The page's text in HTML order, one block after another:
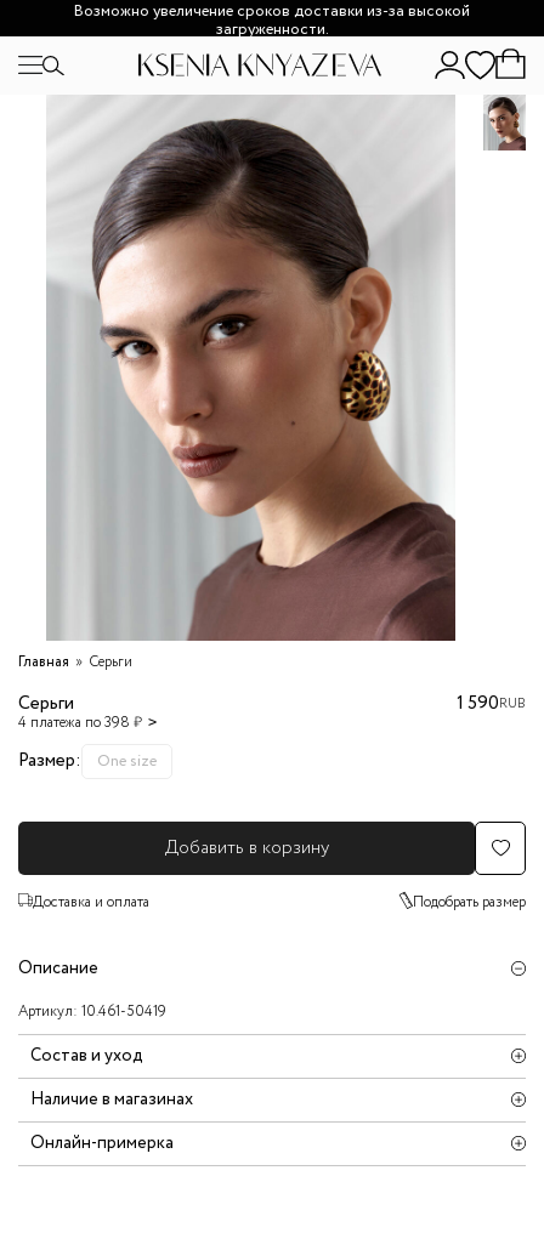
Возможно увеличение сроков доставки из-за высокой
загруженности.
Главная Серьги
Серьги
4 платежа по 398 ₽
1 590RUB
Размер: One size
Добавить в корзину
Доставка и оплата Подобрать размер
Описание
Артикул: 10.461-50419
Состав и уход
Наличие в магазинах
Онлайн-примерка